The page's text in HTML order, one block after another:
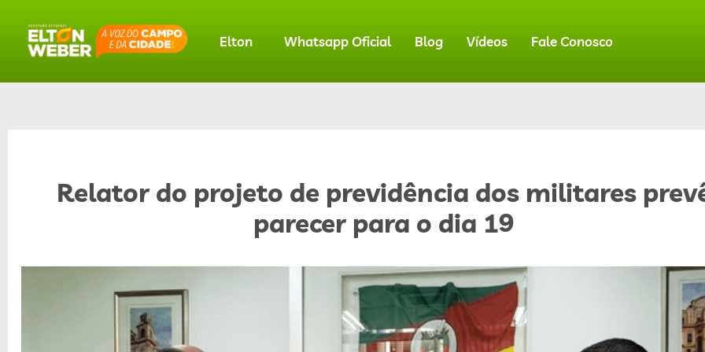
Elton Whatsapp Oficial Blog Vídeos Fale Conosco
Relator do projeto de previdência dos militares
parecer para o dia 19